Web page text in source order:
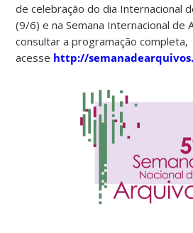
de celebração do dia Internacional
(9/6) e na Semana Internacional de
consultar a programação completa,
acesse http://